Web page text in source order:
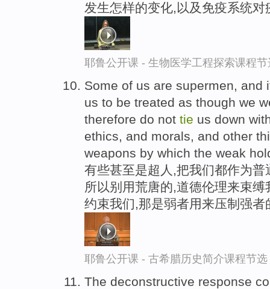
发生怎样的变化,以及免疫系统
耶鲁公开课 - 生物医学工程探索课程节
Some of us are supermen, and
us to be treated as though we
therefore do not tie us down
ethics, and morals, and other
weapons by which the weak
有些甚至是超人,把我们都作为
所以别用荒唐的,道德伦理来束
约束我们,那是弱者用来压制强者
耶鲁公开课 - 古希腊历史简介课程节选
The deconstructive response